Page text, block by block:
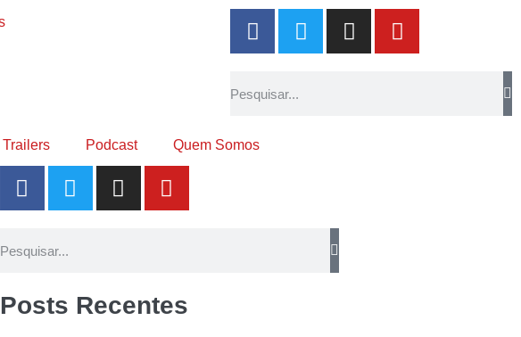
Trailers Podcast Quem Somos
Posts Recentes